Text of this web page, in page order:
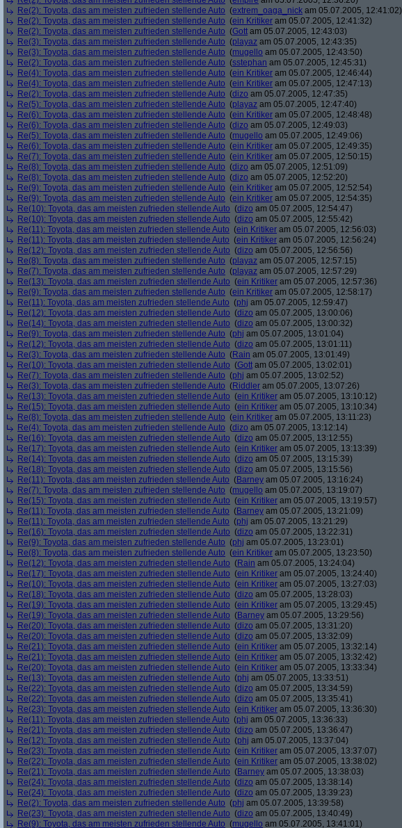
Re(2): Toyota, das am meisten zufrieden stellende Auto (extrem_oaga_nick am 05.07.2005, 12:41:02)
Re(2): Toyota, das am meisten zufrieden stellende Auto (ein Kritiker am 05.07.2005, 12:41:32)
Re(2): Toyota, das am meisten zufrieden stellende Auto (Gott am 05.07.2005, 12:43:03)
Re(3): Toyota, das am meisten zufrieden stellende Auto (playaz am 05.07.2005, 12:43:35)
Re(3): Toyota, das am meisten zufrieden stellende Auto (mugello am 05.07.2005, 12:43:50)
Re(2): Toyota, das am meisten zufrieden stellende Auto (sstephan am 05.07.2005, 12:45:31)
Re(4): Toyota, das am meisten zufrieden stellende Auto (ein Kritiker am 05.07.2005, 12:46:44)
Re(4): Toyota, das am meisten zufrieden stellende Auto (ein Kritiker am 05.07.2005, 12:47:13)
Re(2): Toyota, das am meisten zufrieden stellende Auto (dizo am 05.07.2005, 12:47:35)
Re(5): Toyota, das am meisten zufrieden stellende Auto (playaz am 05.07.2005, 12:47:40)
Re(6): Toyota, das am meisten zufrieden stellende Auto (ein Kritiker am 05.07.2005, 12:48:48)
Re(6): Toyota, das am meisten zufrieden stellende Auto (dizo am 05.07.2005, 12:49:03)
Re(5): Toyota, das am meisten zufrieden stellende Auto (mugello am 05.07.2005, 12:49:06)
Re(6): Toyota, das am meisten zufrieden stellende Auto (ein Kritiker am 05.07.2005, 12:49:35)
Re(7): Toyota, das am meisten zufrieden stellende Auto (ein Kritiker am 05.07.2005, 12:50:15)
Re(8): Toyota, das am meisten zufrieden stellende Auto (dizo am 05.07.2005, 12:51:09)
Re(8): Toyota, das am meisten zufrieden stellende Auto (dizo am 05.07.2005, 12:52:20)
Re(9): Toyota, das am meisten zufrieden stellende Auto (ein Kritiker am 05.07.2005, 12:52:54)
Re(9): Toyota, das am meisten zufrieden stellende Auto (ein Kritiker am 05.07.2005, 12:54:35)
Re(10): Toyota, das am meisten zufrieden stellende Auto (dizo am 05.07.2005, 12:54:47)
Re(10): Toyota, das am meisten zufrieden stellende Auto (dizo am 05.07.2005, 12:55:42)
Re(11): Toyota, das am meisten zufrieden stellende Auto (ein Kritiker am 05.07.2005, 12:56:03)
Re(11): Toyota, das am meisten zufrieden stellende Auto (ein Kritiker am 05.07.2005, 12:56:24)
Re(12): Toyota, das am meisten zufrieden stellende Auto (dizo am 05.07.2005, 12:56:56)
Re(8): Toyota, das am meisten zufrieden stellende Auto (playaz am 05.07.2005, 12:57:15)
Re(7): Toyota, das am meisten zufrieden stellende Auto (playaz am 05.07.2005, 12:57:29)
Re(13): Toyota, das am meisten zufrieden stellende Auto (ein Kritiker am 05.07.2005, 12:57:36)
Re(9): Toyota, das am meisten zufrieden stellende Auto (ein Kritiker am 05.07.2005, 12:58:17)
Re(11): Toyota, das am meisten zufrieden stellende Auto (phj am 05.07.2005, 12:59:47)
Re(12): Toyota, das am meisten zufrieden stellende Auto (dizo am 05.07.2005, 13:00:06)
Re(14): Toyota, das am meisten zufrieden stellende Auto (dizo am 05.07.2005, 13:00:32)
Re(9): Toyota, das am meisten zufrieden stellende Auto (phj am 05.07.2005, 13:01:04)
Re(12): Toyota, das am meisten zufrieden stellende Auto (dizo am 05.07.2005, 13:01:11)
Re(3): Toyota, das am meisten zufrieden stellende Auto (Rain am 05.07.2005, 13:01:49)
Re(10): Toyota, das am meisten zufrieden stellende Auto (Gott am 05.07.2005, 13:02:01)
Re(7): Toyota, das am meisten zufrieden stellende Auto (phj am 05.07.2005, 13:02:52)
Re(3): Toyota, das am meisten zufrieden stellende Auto (Riddler am 05.07.2005, 13:07:26)
Re(13): Toyota, das am meisten zufrieden stellende Auto (ein Kritiker am 05.07.2005, 13:10:12)
Re(15): Toyota, das am meisten zufrieden stellende Auto (ein Kritiker am 05.07.2005, 13:10:34)
Re(8): Toyota, das am meisten zufrieden stellende Auto (ein Kritiker am 05.07.2005, 13:11:23)
Re(4): Toyota, das am meisten zufrieden stellende Auto (dizo am 05.07.2005, 13:12:14)
Re(16): Toyota, das am meisten zufrieden stellende Auto (dizo am 05.07.2005, 13:12:55)
Re(17): Toyota, das am meisten zufrieden stellende Auto (ein Kritiker am 05.07.2005, 13:13:39)
Re(14): Toyota, das am meisten zufrieden stellende Auto (dizo am 05.07.2005, 13:15:39)
Re(18): Toyota, das am meisten zufrieden stellende Auto (dizo am 05.07.2005, 13:15:56)
Re(11): Toyota, das am meisten zufrieden stellende Auto (Barney am 05.07.2005, 13:16:24)
Re(7): Toyota, das am meisten zufrieden stellende Auto (mugello am 05.07.2005, 13:19:07)
Re(15): Toyota, das am meisten zufrieden stellende Auto (ein Kritiker am 05.07.2005, 13:19:57)
Re(11): Toyota, das am meisten zufrieden stellende Auto (Barney am 05.07.2005, 13:21:09)
Re(11): Toyota, das am meisten zufrieden stellende Auto (phj am 05.07.2005, 13:21:29)
Re(16): Toyota, das am meisten zufrieden stellende Auto (dizo am 05.07.2005, 13:22:31)
Re(9): Toyota, das am meisten zufrieden stellende Auto (phj am 05.07.2005, 13:23:01)
Re(8): Toyota, das am meisten zufrieden stellende Auto (ein Kritiker am 05.07.2005, 13:23:50)
Re(12): Toyota, das am meisten zufrieden stellende Auto (Rain am 05.07.2005, 13:24:04)
Re(17): Toyota, das am meisten zufrieden stellende Auto (ein Kritiker am 05.07.2005, 13:24:40)
Re(10): Toyota, das am meisten zufrieden stellende Auto (ein Kritiker am 05.07.2005, 13:27:03)
Re(18): Toyota, das am meisten zufrieden stellende Auto (dizo am 05.07.2005, 13:28:03)
Re(19): Toyota, das am meisten zufrieden stellende Auto (ein Kritiker am 05.07.2005, 13:29:45)
Re(19): Toyota, das am meisten zufrieden stellende Auto (Barney am 05.07.2005, 13:29:56)
Re(20): Toyota, das am meisten zufrieden stellende Auto (dizo am 05.07.2005, 13:31:20)
Re(20): Toyota, das am meisten zufrieden stellende Auto (dizo am 05.07.2005, 13:32:09)
Re(21): Toyota, das am meisten zufrieden stellende Auto (ein Kritiker am 05.07.2005, 13:32:14)
Re(21): Toyota, das am meisten zufrieden stellende Auto (ein Kritiker am 05.07.2005, 13:32:42)
Re(20): Toyota, das am meisten zufrieden stellende Auto (ein Kritiker am 05.07.2005, 13:33:34)
Re(13): Toyota, das am meisten zufrieden stellende Auto (phj am 05.07.2005, 13:33:51)
Re(22): Toyota, das am meisten zufrieden stellende Auto (dizo am 05.07.2005, 13:34:59)
Re(22): Toyota, das am meisten zufrieden stellende Auto (dizo am 05.07.2005, 13:35:41)
Re(23): Toyota, das am meisten zufrieden stellende Auto (ein Kritiker am 05.07.2005, 13:36:30)
Re(11): Toyota, das am meisten zufrieden stellende Auto (phj am 05.07.2005, 13:36:33)
Re(21): Toyota, das am meisten zufrieden stellende Auto (dizo am 05.07.2005, 13:36:47)
Re(12): Toyota, das am meisten zufrieden stellende Auto (phj am 05.07.2005, 13:37:04)
Re(23): Toyota, das am meisten zufrieden stellende Auto (ein Kritiker am 05.07.2005, 13:37:07)
Re(22): Toyota, das am meisten zufrieden stellende Auto (ein Kritiker am 05.07.2005, 13:38:02)
Re(21): Toyota, das am meisten zufrieden stellende Auto (Barney am 05.07.2005, 13:38:03)
Re(24): Toyota, das am meisten zufrieden stellende Auto (dizo am 05.07.2005, 13:38:14)
Re(24): Toyota, das am meisten zufrieden stellende Auto (dizo am 05.07.2005, 13:39:23)
Re(2): Toyota, das am meisten zufrieden stellende Auto (phj am 05.07.2005, 13:39:58)
Re(23): Toyota, das am meisten zufrieden stellende Auto (dizo am 05.07.2005, 13:40:49)
Re(9): Toyota, das am meisten zufrieden stellende Auto (mugello am 05.07.2005, 13:41:01)